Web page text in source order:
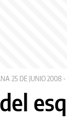
25 DE JUNIO 2008